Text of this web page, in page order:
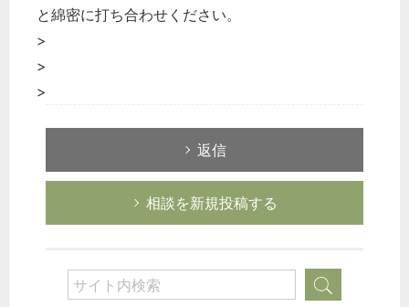
と綿密に打ち合わせください。
>
>
>
返信
相談を新規投稿する
どのカテゴリーに投稿しますか？
選択してください
税務経理
企業法務